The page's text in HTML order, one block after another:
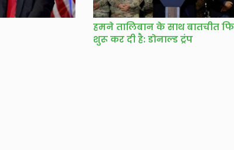
हमने तालिबान के साथ बातचीत
शुरू कर दी है: डोनाल्ड ट्रंप